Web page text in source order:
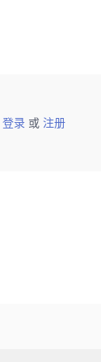
登录 或 注册